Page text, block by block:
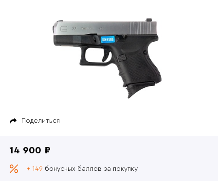
Поделиться
14 900 ₽
+ 149 бонусных баллов за покупку